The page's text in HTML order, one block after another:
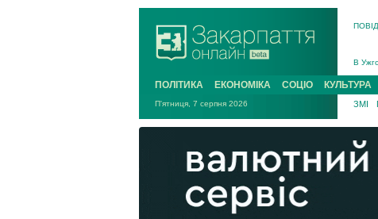
В
В
На
На
ПОЛІТИКА ЕКОНОМІКА СОЦІО КУЛЬТУРА
П'ятниця, 7 серпня 2026 ЗМІ